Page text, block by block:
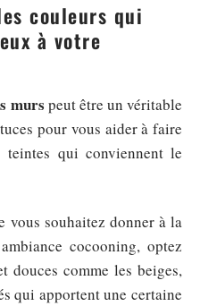
couleurs qui
à votre
murs peut être un véritable
pour vous aider à faire
qui conviennent le
vous souhaitez donner à la
cocooning, optez
douces comme les beiges,
qui apportent une certaine